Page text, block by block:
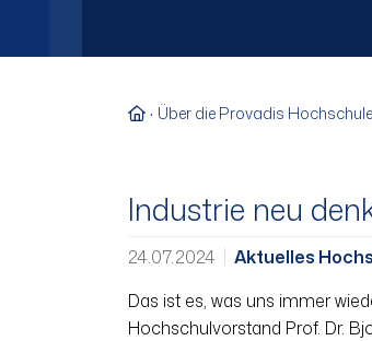
Zur Startseite
Über die Provadis Hochschule
Industrie neu
24.07.2024
Aktuelles
Das ist es, was uns immer
Hochschulvorstand Prof. Dr.